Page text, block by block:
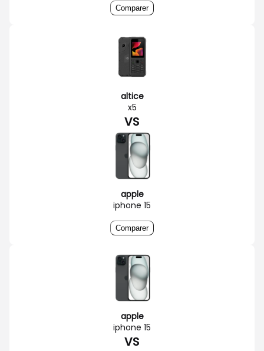
Comparer
altice
x5
VS
apple
iphone 15
Comparer
apple
iphone 15
VS